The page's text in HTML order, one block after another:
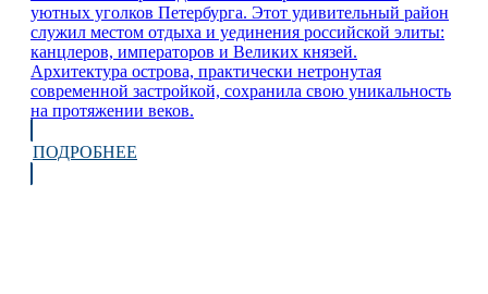
уютных уголков Петербурга. Этот удивительный район
служил местом отдыха и уединения российской элиты:
канцлеров, императоров и Великих князей.
Архитектура острова, практически нетронутая
современной застройкой, сохранила свою уникальность
на протяжении веков.
ПОДРОБНЕЕ